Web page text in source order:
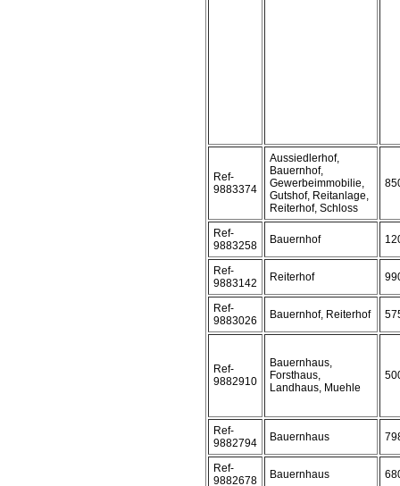
Ref-
9883374
Aussiedlerhof,
Bauernhof,
Gewerbeimmobilie,
Gutshof, Reitanlage,
Reiterhof, Schloss
Ref-
9883258
Bauernhof
Ref-
9883142
Reiterhof
Ref-
9883026
Bauernhof, Reiterhof
Ref-
9882910
Bauernhaus,
Forsthaus,
Landhaus, Muehle
Ref-
9882794
Bauernhaus
Ref-
9882678
Bauernhaus